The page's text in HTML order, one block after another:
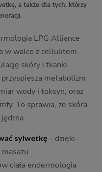
a także dla tych, którzy
LPG Alliance
w walce z cellulitem.
skóry i tkanki
metabolizm
wody i toksyn, oraz
To sprawia, że skóra
sylwetkę - dzięki
ciała endermologia